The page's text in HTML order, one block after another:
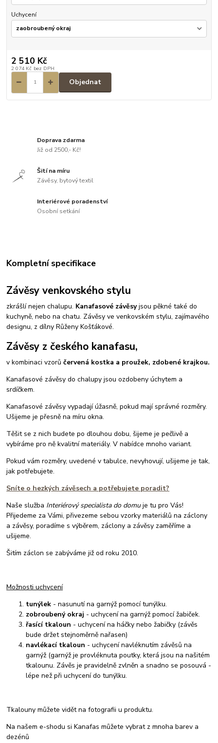
Uchycení
2 510 Kč
2 074 Kč bez DPH
Objednat
Doprava zdarma
Již od 2500,- Kč!
Šití na míru
Závěsy, bytový textil
Interiérové poradenství
Osobní setkání
Kompletní specifikace
Závěsy venkovského stylu
zkrášlí nejen chalupu. Kanafasové závěsyjsou pěkné také do
kuchyně, nebo na chatu. Závěsy ve venkovském stylu, zajímavého
designu, z dílny Růženy Košťákové.
Závěsy z českého kanafasu,
v kombinaci vzorůčervená kostka a proužek, zdobené krajkou.
Kanafasové závěsy do chalupy jsou ozdobeny úchytem a
srdíčkem.
Kanafasové závěsy vypadají úžasně, pokud mají správné rozměry.
Ušijeme je přesně na míru okna.
Těšit se z nich budete po dlouhou dobu, šijeme je pečlivě a
vybíráme pro ně kvalitní materiály. V nabídce mnoho variant.
Pokud vám rozměry, uvedené v tabulce, nevyhovují, ušijeme je tak,
jak potřebujete.
Sníte o hezkých závěsech a potřebujete poradit?
Naše služba Interiérový specialista do domuje tu pro Vás!
Přijedeme za Vámi, přivezeme sebou vzorky materiálů na záclony
a závěsy, poradíme s výběrem, záclony a závěsy zaměříme a
ušijeme.
Šitím záclon se zabýváme již od roku 2010.
Možnosti uchycení
tunýlek - nasunutí na garnýž pomocí tunýlku.
zobroubený okraj - uchycení na garnýž pomocí žabiček.
řasící tkaloun - uchycení na háčky nebo žabičky (závěs
bude držet stejnoměrně nařasen)
navlékací tkaloun - uchycení navléknutím závěsů na
garnýž (garnýž je provléknuta poutky, která jsou na našitém
tkalounu. Závěs je pravidelně zvlněn a snadno se posouvá -
lépe než při uchycení do tunýlku.
Tkalouny můžete vidět na fotografii u produktu.
Na našem e-shodu si Kanafas můžete vybrat z mnoha barev a
dezénů